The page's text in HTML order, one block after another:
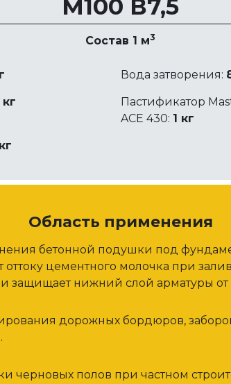
М100 В7,5
Состав 1 м3
Вода затворения:
Пастификатор
ACE 430: 1 кг
Область применения
бетонной подушки под
оттоку цементного молочка при
защищает нижний слой арматуры от
дорожных бордюров,
черновых полов при частном